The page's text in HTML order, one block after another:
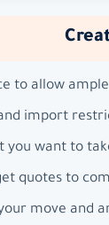
to allow
import
you want to
quotes to
move and